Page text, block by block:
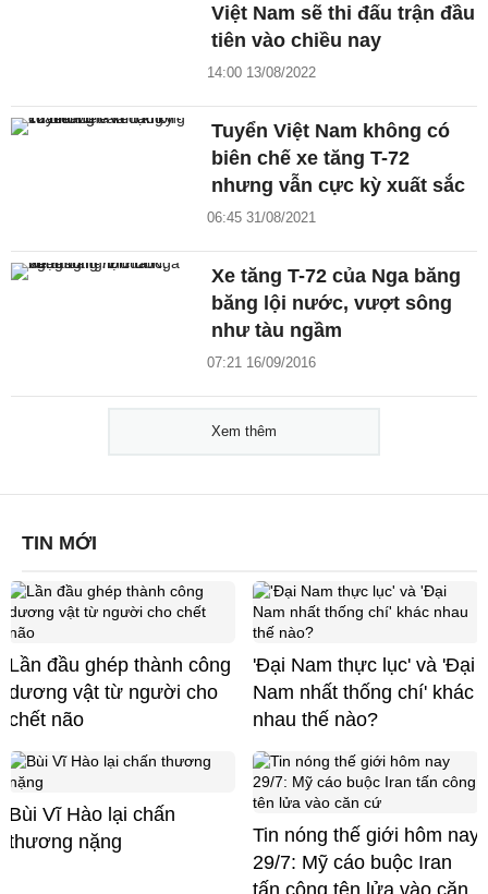
Việt Nam sẽ thi đấu trận đầu
tiên vào chiều nay
14:00 13/08/2022
Tuyển Việt Nam không có
biên chế xe tăng T-72
nhưng vẫn cực kỳ xuất sắc
06:45 31/08/2021
Xe tăng T-72 của Nga băng
băng lội nước, vượt sông
như tàu ngầm
07:21 16/09/2016
Xem thêm
TIN MỚI
Lần đầu ghép thành công
dương vật từ người cho
chết não
'Đại Nam thực lục' và 'Đại
Nam nhất thống chí' khác
nhau thế nào?
Bùi Vĩ Hào lại chấn
thương nặng
Tin nóng thế giới hôm nay
29/7: Mỹ cáo buộc Iran
tấn công tên lửa vào căn